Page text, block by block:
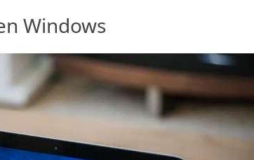
Windows